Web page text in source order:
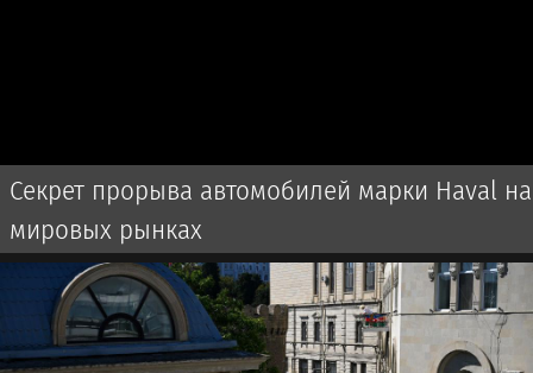
Секрет прорыва автомобилей марки Haval на
мировых рынках